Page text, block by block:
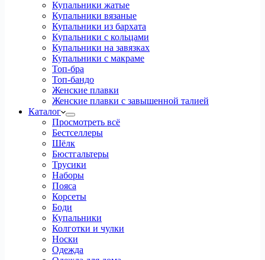
Купальники жатые
Купальники вязаные
Купальники из бархата
Купальники с кольцами
Купальники на завязках
Купальники с макраме
Топ-бра
Топ-бандо
Женские плавки
Женские плавки с завышенной талией
Каталог
Просмотреть всё
Бестселлеры
Шёлк
Бюстгальтеры
Трусики
Наборы
Пояса
Корсеты
Боди
Купальники
Колготки и чулки
Носки
Одежда